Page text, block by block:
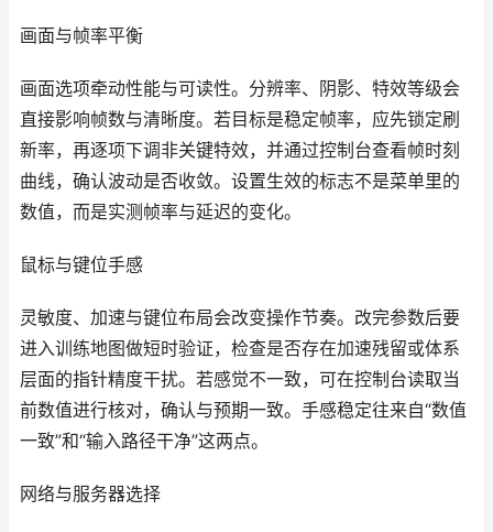
画面与帧率平衡
画面选项牵动性能与可读性。分辨率、阴影、特效等级会
直接影响帧数与清晰度。若目标是稳定帧率，应先锁定刷
新率，再逐项下调非关键特效，并通过控制台查看帧时刻
曲线，确认波动是否收敛。设置生效的标志不是菜单里的
数值，而是实测帧率与延迟的变化。
鼠标与键位手感
灵敏度、加速与键位布局会改变操作节奏。改完参数后要
进入训练地图做短时验证，检查是否存在加速残留或体系
层面的指针精度干扰。若感觉不一致，可在控制台读取当
前数值进行核对，确认与预期一致。手感稳定往来自“数值
一致”和“输入路径干净”这两点。
网络与服务器选择